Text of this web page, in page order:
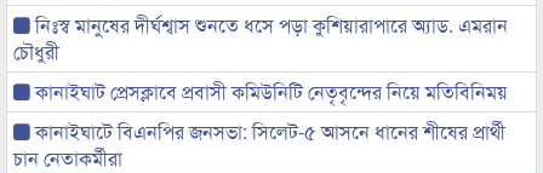
নিঃস্ব মানুষের দীর্ঘশ্বাস শুনতে ধসে পড়া কুশিয়ারাপারে অ্যাড. এমরান
চৌধুরী
কানাইঘাট প্রেসক্লাবে প্রবাসী কমিউনিটি নেতৃবৃন্দের নিয়ে মতিবিনিময়
কানাইঘাটে বিএনপির জনসভা: সিলেট-৫ আসনে ধানের শীষের প্রার্থী
চান নেতাকর্মীরা